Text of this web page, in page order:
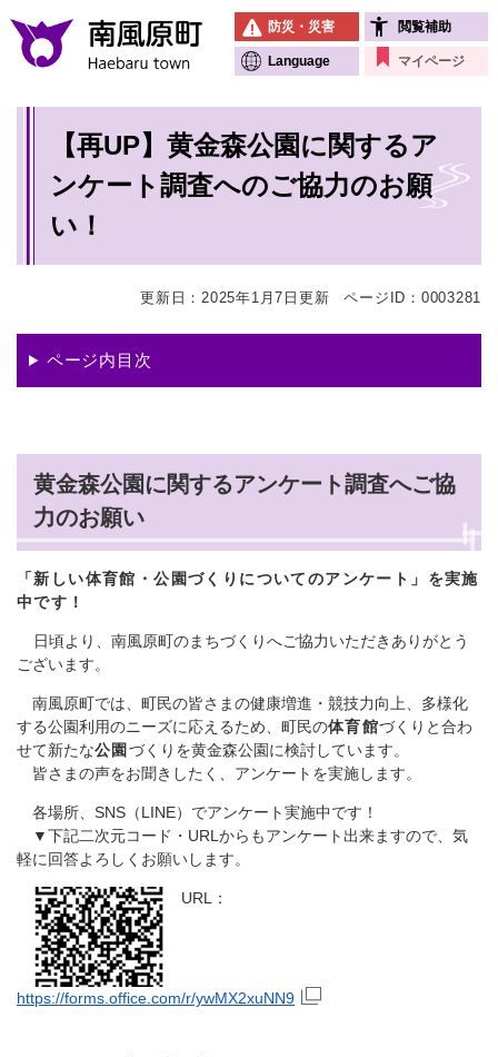
メニューを飛ばして本文へ
防災・災害 閲覧補助
Language マイページ
【再UP】黄金森公園に関するア
ンケート調査へのご協力のお願
い！
更新日：2025年1月7日更新 ページID：0003281
ページ内目次
黄金森公園に関するアンケート調査へご協
力のお願い
「新しい体育館・公園づくりについてのアンケート 」を実施
中です！
日頃より、南風原町のまちづくりへご協力いただきありがとう
ございます。
南風原町では、町民の皆さまの健康増進・競技力向上、多様化
する公園利用のニーズに応えるため、町民の体育館づくりと合わ
せて新たな公園 づくりを黄金森公園に検討しています。
皆さまの声をお聞きしたく、アンケートを実施します。
各場所、SNS（LINE）でアンケート実施中です！
▼下記二次元コード・URLからもアンケート出来ますので、気
軽に回答よろしくお願いします。
URL：
https://forms.office.com/r/ywMX2xuNN9